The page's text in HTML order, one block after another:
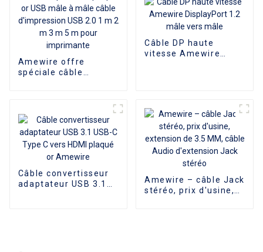
Amewire offre
spéciale câble
USB 2.0 1 m 2 m 3 m
5 m pour imprimante
Câble DP haute
vitesse Amewire
Câble convertisseur
adaptateur USB 3.1
Amewire – câble Jack
stéréo, prix d'usine,